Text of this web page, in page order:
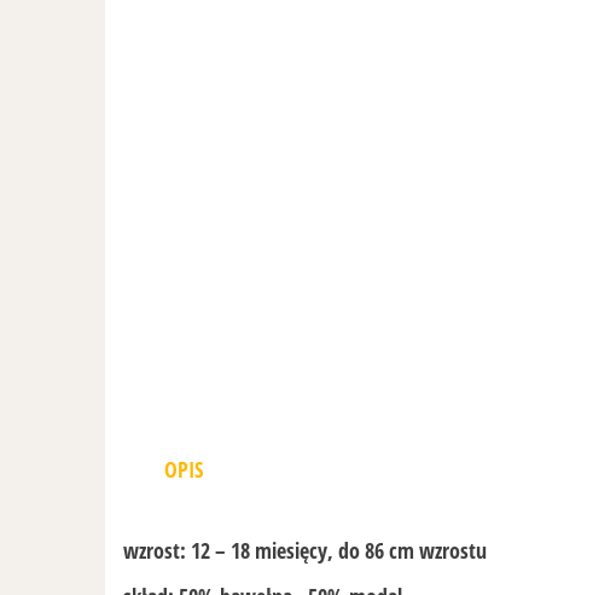
OPIS
wzrost: 12 – 18 miesięcy, do 86 cm wzrostu